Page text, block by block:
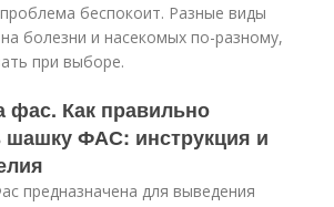
беспокоит. Разные виды
болезни и насекомых по-разному,
при выборе.
Как правильно
шашку ФАС: инструкция и
предназначена для выведения